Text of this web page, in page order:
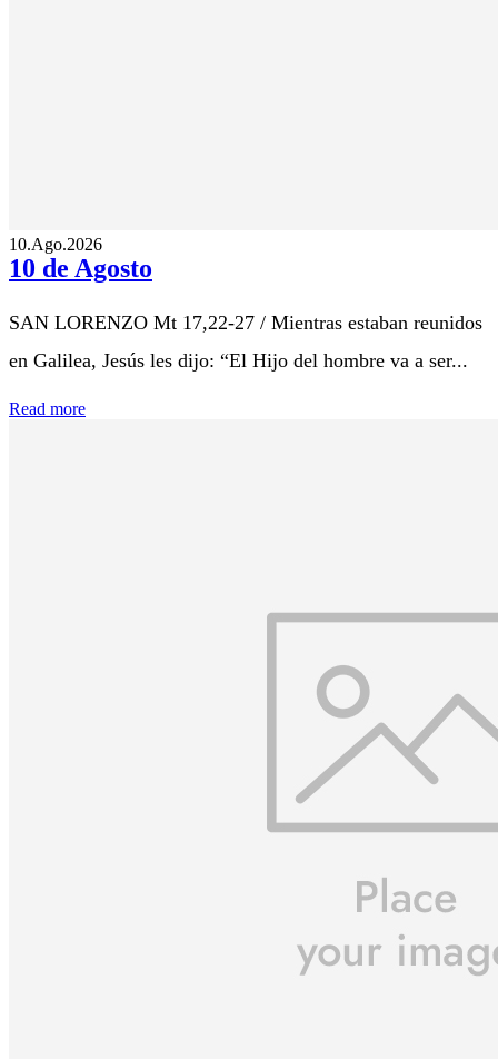
10.Ago.2026
10 de Agosto
SAN LORENZO Mt 17,22-27 / Mientras estaban reunidos
en Galilea, Jesús les dijo: “El Hijo del hombre va a ser...
Read more